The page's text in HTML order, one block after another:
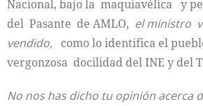
Nacional, bajo la maquiavélica y
del Pasante de AMLO, el ministro
vendido, como lo identifica el
vergonzosa docilidad del INE y del
No nos has dicho tu opinión acerca